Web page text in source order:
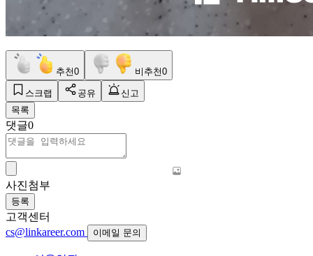
추천0 비추천0
스크랩 공유
신고
목록
댓글0
사진첨부
등록
고객센터
cs@linkareer.com
이메일 문의